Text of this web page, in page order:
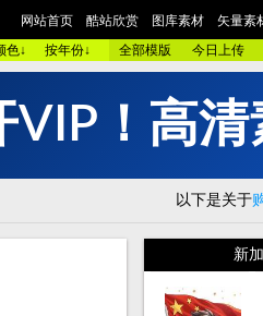
网站首页 酷站欣赏 图库素材
矢量素材
↓ 按年份↓ 全部模版 今日上传
计 艺术摄影 包装设计 时装展示 酷
酷站 白色酷站 红色酷站 蓝色酷站 紫
美容化妆
游戏 个人网站 集团企业 酒店宾馆 金
数码相机 珠宝首饰 庆
紫色模板
以下是关于
新